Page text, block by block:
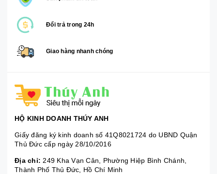
Đổi trả trong 24h
Giao hàng nhanh chóng
HỘ KINH DOANH THÚY ANH
Giấy đăng ký kinh doanh số 41Q8021724 do UBND Quận
Thủ Đức cấp ngày 28/10/2016
Địa chỉ: 249 Kha Vạn Cân, Phường Hiệp Bình Chánh,
Thành Phố Thủ Đức, Hồ Chí Minh